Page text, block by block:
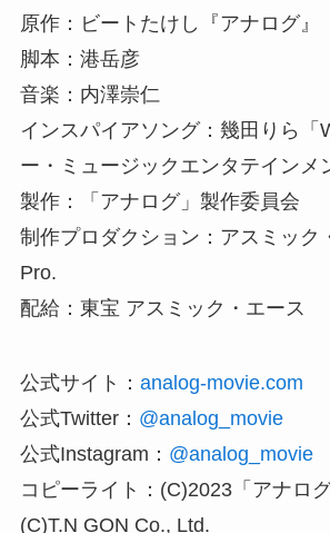
原作：ビートたけし『アナログ』
脚本：港岳彦
音楽：内澤崇仁
インスパイアソング：幾田りら「
ー・ミュージックエンタテインメ
製作：「アナログ」製作委員会
制作プロダクション：アスミック
Pro.
配給：東宝 アスミック・エース
公式サイト： analog-movie.com
公式Twitter： @analog_movie
公式Instagram： @analog_movie
コピーライト：(C)2023「アナロ
(C)T.N GON Co., Ltd.